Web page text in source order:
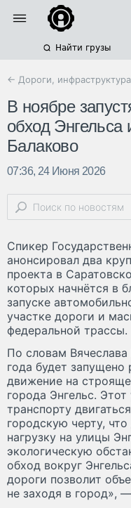
Найти грузы
← Дороги, инфраструктура
В ноябре
обход Энгельса
Балаково
07:36, 24 Июня 2026
Спикер
анонсировал два
проекта в
которых начнётся в
запуске
участке дороги и
федеральной трассы.
По словам
года будет
движение на
города Энгельс.
транспорту
городскую черту,
нагрузку на улицы
экологическую
обход вокруг
дороги позволит
не заходя в город»,